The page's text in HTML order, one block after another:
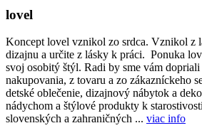
lovel
Koncept lovel vznikol zo srdca. Vznikol z
dizajnu a určite z lásky k práci. Ponuka
svoj osobitý štýl. Radi by sme vám
nakupovania, z tovaru a zo zákazníckeho
detské oblečenie, dizajnový nábytok a
nádychom a štýlové produkty k
slovenských a zahraničných ... viac info